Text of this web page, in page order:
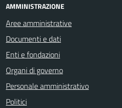
AMMINISTRAZIONE
Aree amministrative
Documenti e dati
Enti e fondazioni
Organi di governo
Personale amministrativo
Politici